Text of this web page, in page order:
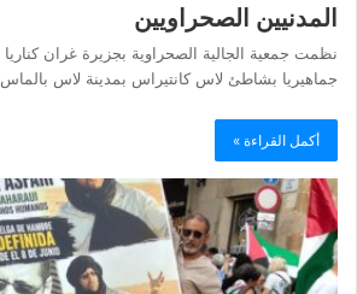
المدنيين الصحراويين
نظمت جمعية الجالية الصحراوية بجزيرة غران
جماهيريا بشاطئ لاس كانتيراس بمدينة لاس
أكمل القراءة »